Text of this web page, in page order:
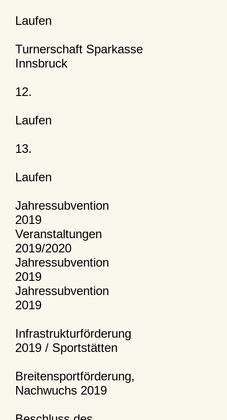
Laufen
Turnerschaft Sparkasse
Innsbruck
12.
Laufen
13.
Laufen
Jahressubvention
2019
Veranstaltungen
2019/2020
Jahressubvention
2019
Jahressubvention
2019
Infrastrukturförderung
2019 / Sportstätten
Breitensportförderung,
Nachwuchs 2019